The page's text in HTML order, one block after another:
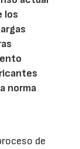
los
norma
de